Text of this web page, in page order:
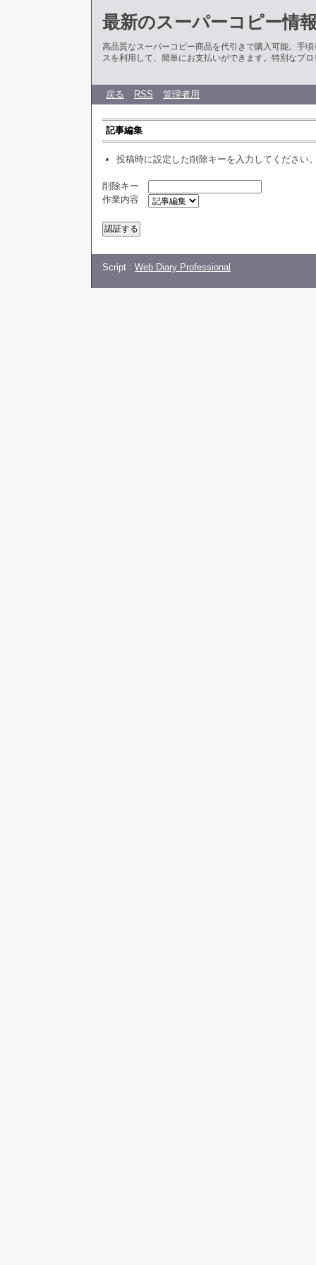
最新のスーパーコピー情
高品質なスーパーコピー商品を代引きで購入可能。手
スを利用して、簡単にお支払いができます。特別なプ
戻る RSS 管理者用
記事編集
投稿時に設定した削除キーを入力してください
削除キー
作業内容
Script : Web Diary Professional